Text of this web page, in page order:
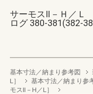
サーモスⅡ－Ｈ／Ｌ
ログ 380-381(382-
基本寸法／納まり参考図
L］
基本寸法／納まり参
モスII－H／L］